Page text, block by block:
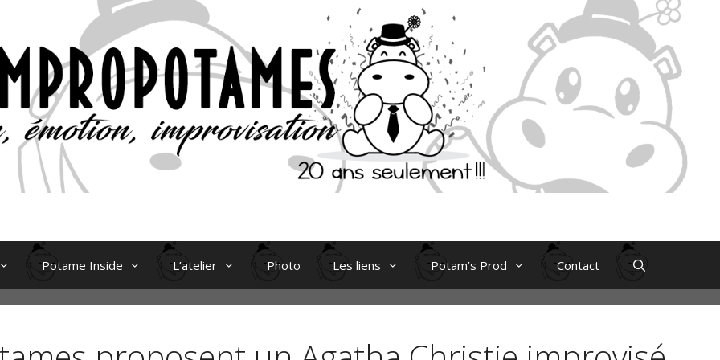
Potame Inside L’atelier Photo Les liens Potam’s Prod Contact